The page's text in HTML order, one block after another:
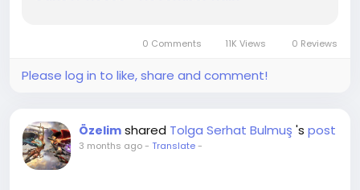
0 Comments 11K Views 0 Reviews
Please log in to like, share and comment!
Özelim shared Tolga Serhat Bulmuş 's post
3 months ago- Translate-